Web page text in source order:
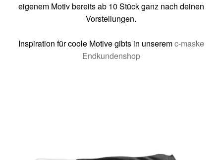
eigenem Motiv bereits ab 10 Stück ganz nach deinen
Vorstellungen.
Inspiration für coole Motive gibts in unseremc-maske
Endkundenshop